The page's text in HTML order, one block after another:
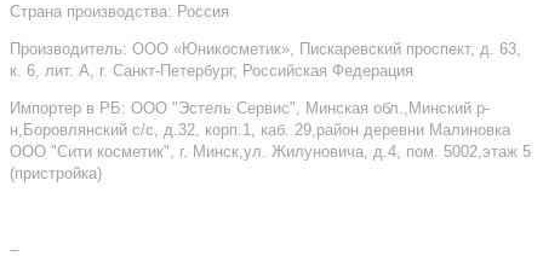
Страна производства: Россия
Производитель: ООО «Юникосметик», Пискаревский проспект, д. 63,
к. 6, лит. А, г. Санкт-Петербург, Российская Федерация
Импортер в РБ: ООО "Эстель Сервис", Минская обл.,Минский р-
н,Боровлянский с/с, д.32, корп.1, каб. 29,район деревни Малиновка
ООО "Сити косметик", г. Минск,ул. Жилуновича, д.4, пом. 5002,этаж 5
(пристройка)
–